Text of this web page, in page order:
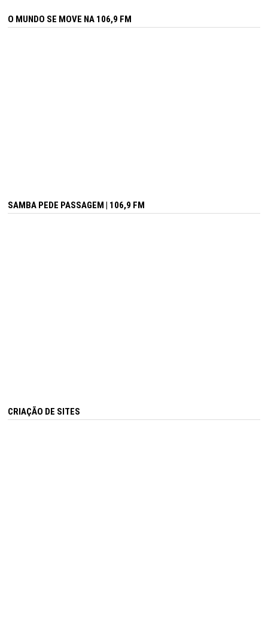
O MUNDO SE MOVE NA 106,9 FM
SAMBA PEDE PASSAGEM | 106,9 FM
CRIAÇÃO DE SITES